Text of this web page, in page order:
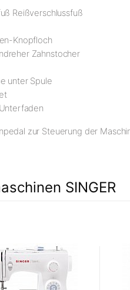
Reißverschlussfuß
Knopfloch
Zahnstocher
unter Spule
zur Steuerung der
SINGER